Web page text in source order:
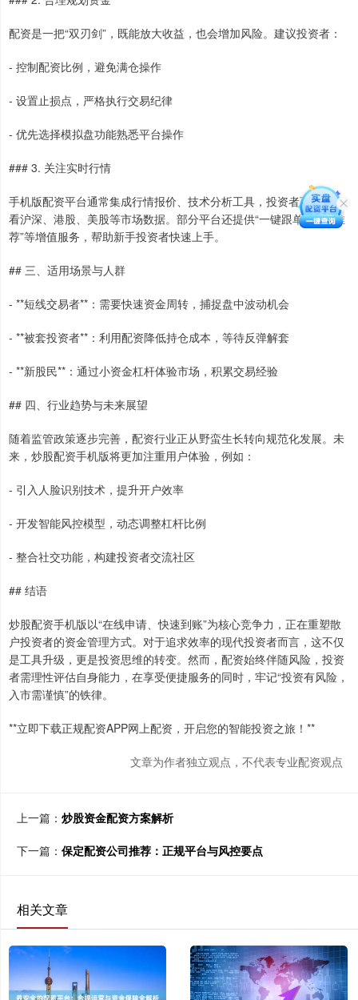
配资是一把“双刃剑”，既能放大收益，也会增加风险。建议投资者：
- 控制配资比例，避免满仓操作
- 设置止损点，严格执行交易纪律
- 优先选择模拟盘功能熟悉平台操作
### 3. 关注实时行情
手机版配资平台通常集成行情报价、技术分析工具，投资者可随时查
看沪深、港股、美股等市场数据。部分平台还提供“一键跟单”“策略推
荐”等增值服务，帮助新手投资者快速上手。
## 三、适用场景与人群
- **短线交易者**：需要快速资金周转，捕捉盘中波动机会
- **被套投资者**：利用配资降低持仓成本，等待反弹解套
- **新股民**：通过小资金杠杆体验市场，积累交易经验
## 四、行业趋势与未来展望
随着监管政策逐步完善，配资行业正从野蛮生长转向规范化发展。未
来，炒股配资手机版将更加注重用户体验，例如：
- 引入人脸识别技术，提升开户效率
- 开发智能风控模型，动态调整杠杆比例
- 整合社交功能，构建投资者交流社区
## 结语
炒股配资手机版以“在线申请、快速到账”为核心竞争力，正在重塑散
户投资者的资金管理方式。对于追求效率的现代投资者而言，这不仅
是工具升级，更是投资思维的转变。然而，配资始终伴随风险，投资
者需理性评估自身能力，在享受便捷服务的同时，牢记“投资有风险，
入市需谨慎”的铁律。
**立即下载正规配资APP网上配资，开启您的智能投资之旅！**
文章为作者独立观点，不代表专业配资观点
上一篇： 炒股资金配资方案解析
下一篇： 保定配资公司推荐：正规平台与风控要点
相关文章